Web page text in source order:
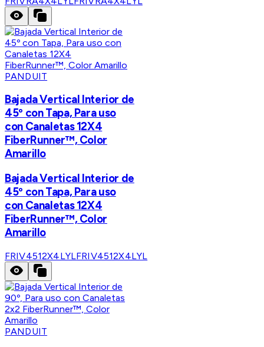
PANDUIT
Bajada Vertical Interior de
45º con Tapa, Para uso
con Canaletas 12X4
FiberRunner™, Color
Amarillo
Bajada Vertical Interior de
45º con Tapa, Para uso
con Canaletas 12X4
FiberRunner™, Color
Amarillo
FRIV4512X4LYLFRIV4512X4LYL
PANDUIT